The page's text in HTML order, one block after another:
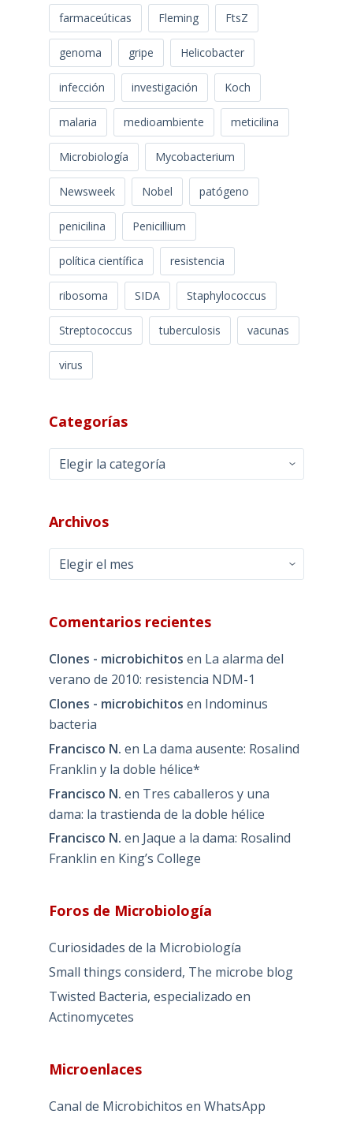
farmaceúticas Fleming FtsZ
genoma gripe Helicobacter
infección investigación Koch
malaria medioambiente meticilina
Microbiología Mycobacterium
Newsweek Nobel patógeno
penicilina Penicillium
política científica resistencia
ribosoma SIDA Staphylococcus
Streptococcus tuberculosis vacunas
virus
Categorías
Categorías
Archivos
Archivos
Comentarios recientes
Clones - microbichitos en La alarma del
verano de 2010: resistencia NDM-1
Clones - microbichitos en Indominus
bacteria
Francisco N. en La dama ausente: Rosalind
Franklin y la doble hélice*
Francisco N. en Tres caballeros y una
dama: la trastienda de la doble hélice
Francisco N. en Jaque a la dama: Rosalind
Franklin en King’s College
Foros de Microbiología
Curiosidades de la Microbiología
Small things considerd, The microbe blog
Twisted Bacteria, especializado en
Actinomycetes
Microenlaces
Canal de Microbichitos en WhatsApp